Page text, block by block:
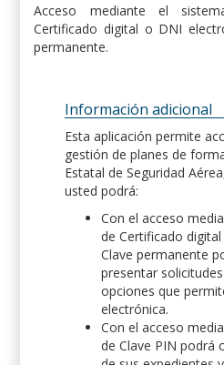
Acceso mediante el
Certificado digital o DNI
permanente.
Información adicional
Esta aplicación permite
gestión de planes de
Estatal de Seguridad
usted podrá:
Con el acceso
de Certificado
Clave permanente
presentar
opciones que
electrónica.
Con el acceso
de Clave PIN podrá